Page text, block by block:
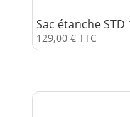
Sac étanche STD
129,00 € TTC